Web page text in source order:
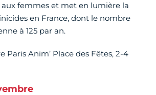
aux femmes et met en lumière la
en France, dont le nombre
à 125 par an.
Paris Anim’ Place des Fêtes, 2-4